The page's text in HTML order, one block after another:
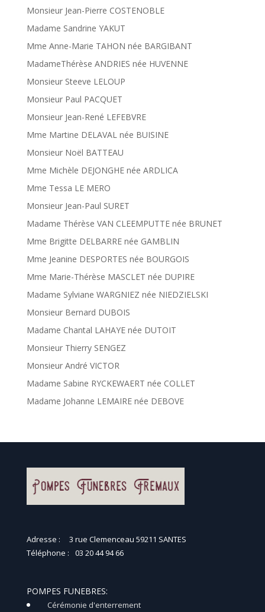
Monsieur Jean-Pierre COSTENOBLE
Madame Sandrine YAKUT
Mme Anne-Marie TAHON née BARGIBANT
MadameThérèse ANDRIES née HUVENNE
Monsieur Steeve LELOUP
Monsieur Paul PACQUET
Monsieur Jean-René LEFEBVRE
Mme Martine DELAVAL née BUISINE
Monsieur Noël BATTEAU
Mme Michèle DEJONGHE née ARDLICA
Mme Tessa LE MERO
Monsieur Jean-Paul SURET
Madame Thérèse VAN CLEEMPUTTE née BRUNET
Mme Brigitte DELBARRE née GAMBLIN
Mme Jeanine DESPORTES née BOURGOIS
Mme Marie-Thérèse MASCLET née DUPIRE
Madame Sylviane WARGNIEZ née NIEDZIELSKI
Monsieur Bernard DUBOIS
Madame Chantal LAHAYE née DUTOIT
Monsieur Thierry SENGEZ
Monsieur André VICTOR
Madame Sabine RYCKEWAERT née COLLET
Madame Johanne LEMAIRE née DEBOVE
Adresse :
3 rue Clemenceau 59211 SANTES
Téléphone :
03 20 44 94 66
POMPES FUNEBRES:
Cérémonie d'enterrement